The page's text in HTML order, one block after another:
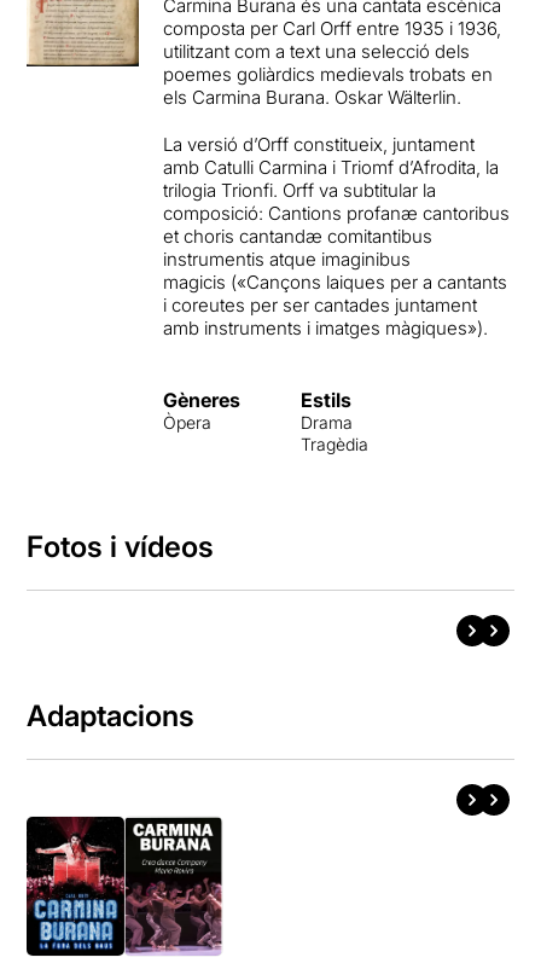
Carmina Burana és una cantata escènica
composta per Carl Orff entre 1935 i 1936,
utilitzant com a text una selecció dels
poemes goliàrdics medievals trobats en
els Carmina Burana. Oskar Wälterlin.
La versió d’Orff constitueix, juntament
amb Catulli Carmina i Triomf d’Afrodita, la
trilogia Trionfi. Orff va subtitular la
composició: Cantions profanæ cantoribus
et choris cantandæ comitantibus
instrumentis atque imaginibus
magicis («Cançons laiques per a cantants
i coreutes per ser cantades juntament
amb instruments i imatges màgiques»).
Gèneres
Òpera
Estils
Drama
Tragèdia
Fotos i vídeos
Adaptacions